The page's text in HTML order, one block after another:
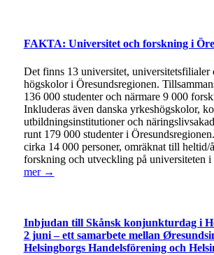
FAKTA: Universitet och forskning i
Det finns 13 universitet, universitetsfilialer
högskolor i Öresundsregionen.
136 000 studenter och närmare 9 000
Inkluderas även danska yrkeshögskolor,
utbildningsinstitutioner och
runt 179 000 studenter i
cirka 14 000 personer, omräknat till heltid/
forskning och utveckling på universiteten i
mer →
Inbjudan till Skånsk konjunkturdag i
2 juni – ett samarbete mellan
Helsingborgs Handelsförening och